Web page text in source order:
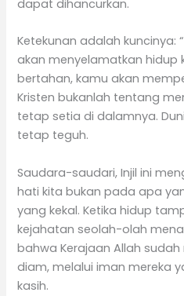
dapat dihancurkan.
Ketekunan adalah kuncinya:
akan menyelamatkan hidup
bertahan, kamu akan
Kristen bukanlah tentang
tetap setia di dalamnya.
tetap teguh.
Saudara-saudari, Injil ini
hati kita bukan pada apa
yang kekal. Ketika hidup
kejahatan seolah-olah
bahwa Kerajaan Allah
diam, melalui iman mereka
kasih.